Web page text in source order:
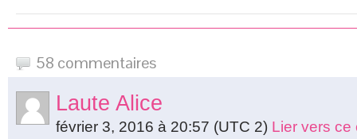
58 commentaires
Laute Alice
février 3, 2016 à 20:57 (UTC 2) Lier vers ce